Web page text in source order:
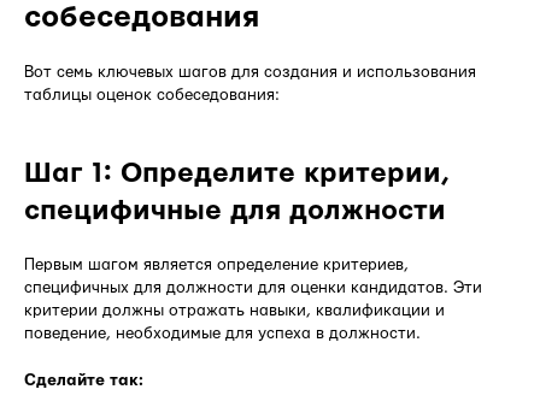
собеседования
Вот семь ключевых шагов для создания и использования
таблицы оценок собеседования:
Шаг 1: Определите критерии,
специфичные для должности
Первым шагом является определение критериев,
специфичных для должности для оценки кандидатов. Эти
критерии должны отражать навыки, квалификации и
поведение, необходимые для успеха в должности.
Сделайте так: